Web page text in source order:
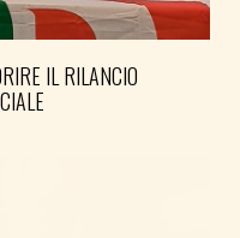
IL RILANCIO